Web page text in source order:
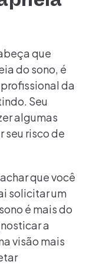
que
do sono, é
da
Seu
algumas
seu risco de
que você
solicitar um
é mais do
a
visão mais